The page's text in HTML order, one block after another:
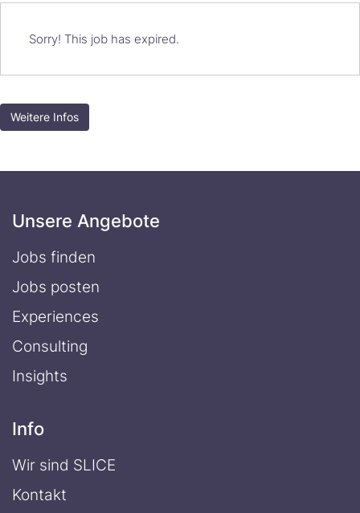
Sorry! This job has expired.
Weitere Infos
Unsere Angebote
Jobs finden
Jobs posten
Experiences
Consulting
Insights
Info
Wir sind SLICE
Kontakt